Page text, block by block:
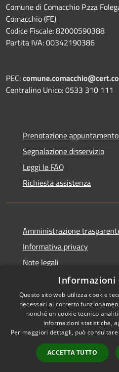
Comune di Comacchio P.zza
Comacchio (FE)
Codice Fiscale: 82000590388
Partita IVA: 00342190386
PEC:
Centralino Unico: 0533 310 111
Prenotazione appuntamento
Segnalazione disservizio
Leggi le FAQ
Richiesta assistenza
Amministrazione
Informativa privacy
Note legali
Dichiarazione di accessibilità
RSS
Accessibilità
Informazioni
Questo sito web utilizza cookie
necessari al corretto
nonché un cookie tecnico
informazioni statistiche,
Per maggiori dettagli, può
ACCETTA TUTTO